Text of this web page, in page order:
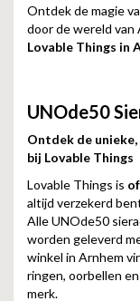
Ontdek de magie
door de wereld
Lovable Things in
UNOde50
Ontdek de
bij Lovable Things
Lovable Things is
altijd verzekerd
Alle UNOde50
worden geleverd
winkel in Arnhem
ringen, oorbellen
merk.